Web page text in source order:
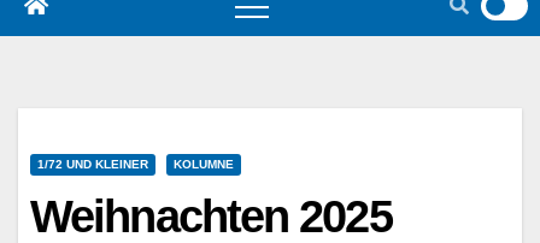
1/72 UND KLEINER KOLUMNE
Weihnachten 2025